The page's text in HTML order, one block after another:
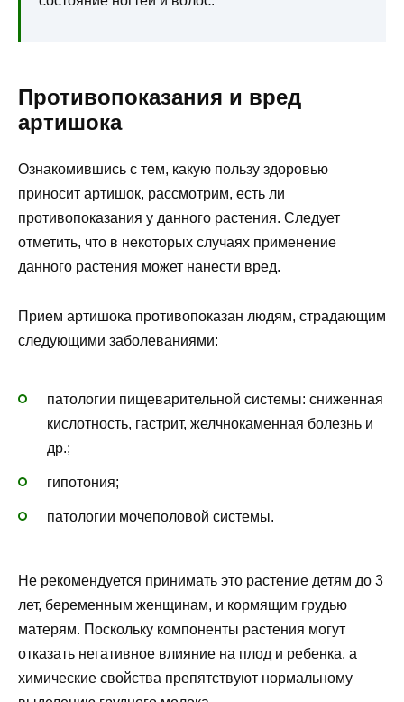
Противопоказания и вред
артишока
Ознакомившись с тем, какую пользу здоровью
приносит артишок, рассмотрим, есть ли
противопоказания у данного растения. Следует
отметить, что в некоторых случаях применение
данного растения может нанести вред.
Прием артишока противопоказан людям, страдающим
следующими заболеваниями:
патологии пищеварительной системы: сниженная
кислотность, гастрит, желчнокаменная болезнь и
др.;
гипотония;
патологии мочеполовой системы.
Не рекомендуется принимать это растение детям до 3
лет, беременным женщинам, и кормящим грудью
матерям. Поскольку компоненты растения могут
отказать негативное влияние на плод и ребенка, а
химические свойства препятствуют нормальному